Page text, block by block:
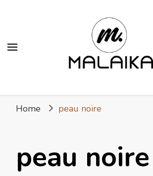
Home peau noire
peau noire